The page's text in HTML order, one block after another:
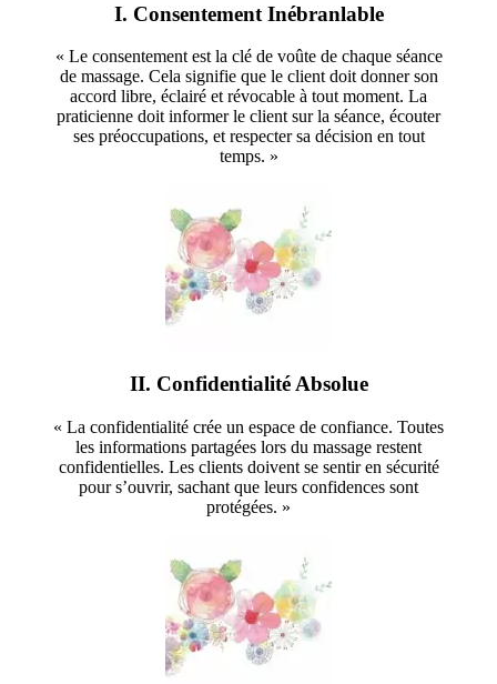
I. Consentement Inébranlable
« Le consentement est la clé de voûte de chaque séance
de massage. Cela signifie que le client doit donner son
accord libre, éclairé et révocable à tout moment. La
praticienne doit informer le client sur la séance, écouter
ses préoccupations, et respecter sa décision en tout
temps. »
II. Confidentialité Absolue
« La confidentialité crée un espace de confiance. Toutes
les informations partagées lors du massage restent
confidentielles. Les clients doivent se sentir en sécurité
pour s’ouvrir, sachant que leurs confidences sont
protégées. »